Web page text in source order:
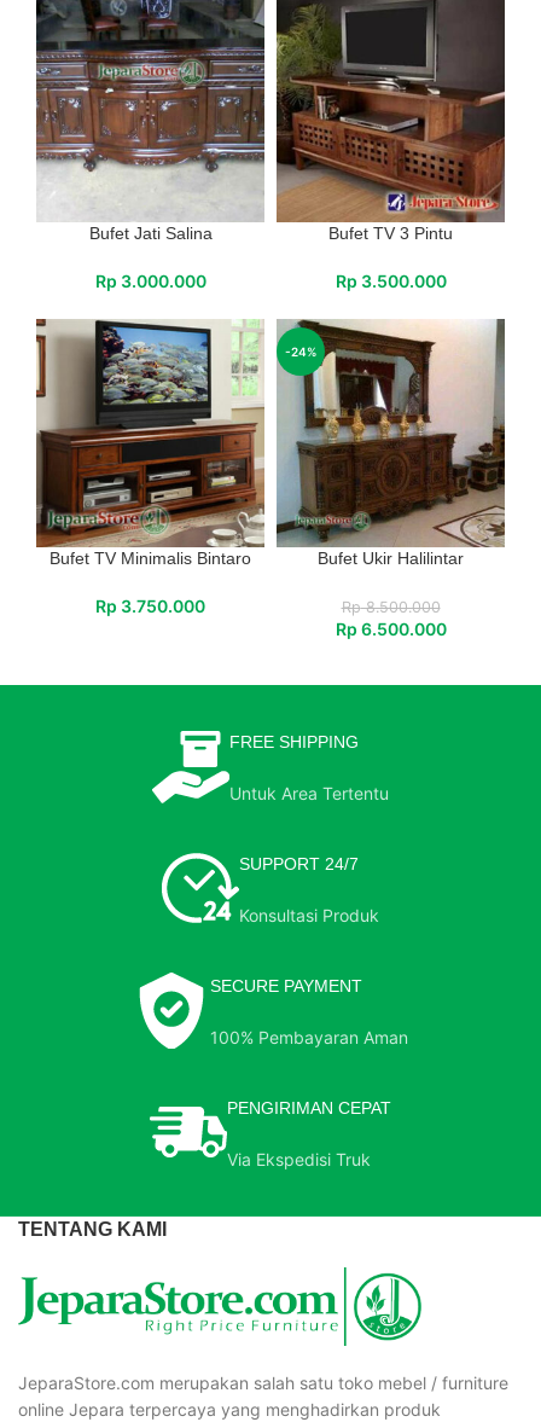
Bufet Jati Salina
Rp 3.000.000
Bufet TV 3 Pintu
Rp 3.500.000
Bufet TV Minimalis Bintaro
Rp 3.750.000
-24%
Bufet Ukir Halilintar
Rp8.500.000
Rp 6.500.000
FREE SHIPPING
Untuk Area Tertentu
SUPPORT 24/7
Konsultasi Produk
SECURE PAYMENT
100% Pembayaran Aman
PENGIRIMAN CEPAT
Via Ekspedisi Truk
TENTANG KAMI
JeparaStore.com merupakan salah satu toko mebel / furniture
online Jepara terpercaya yang menghadirkan produk